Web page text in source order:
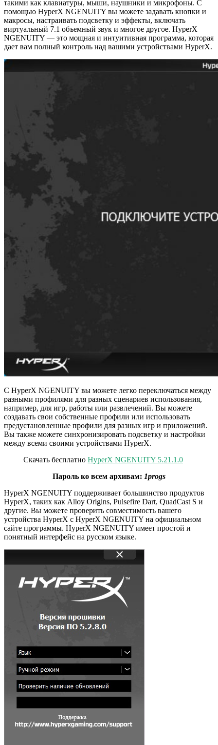
такими как клавиатуры, мыши, наушники и микрофоны. С
помощью HyperX NGENUITY вы можете задавать кнопки и
макросы, настраивать подсветку и эффекты, включать
виртуальный 7.1 объемный звук и многое другое. HyperX
NGENUITY — это мощная и интуитивная программа, которая
дает вам полный контроль над вашими устройствами HyperX.
С HyperX NGENUITY вы можете легко переключаться между
разными профилями для разных сценариев использования,
например, для игр, работы или развлечений. Вы можете
создавать свои собственные профили или использовать
предустановленные профили для разных игр и приложений.
Вы также можете синхронизировать подсветку и настройки
между всеми своими устройствами HyperX.
Скачать бесплатно HyperX NGENUITY 5.21.1.0
Пароль ко всем архивам: 1progs
HyperX NGENUITY поддерживает большинство продуктов
HyperX, таких как Alloy Origins, Pulsefire Dart, QuadCast S и
другие. Вы можете проверить совместимость вашего
устройства HyperX с HyperX NGENUITY на официальном
сайте программы. HyperX NGENUITY имеет простой и
понятный интерфейс на русском языке.